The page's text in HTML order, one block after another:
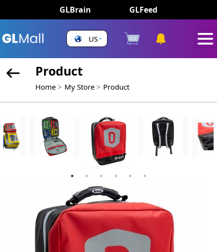
GLBrain GLFeed
US
Product
Home My Store Product